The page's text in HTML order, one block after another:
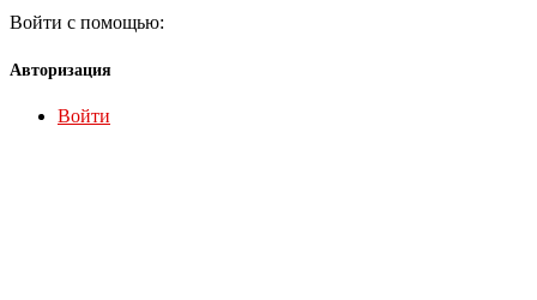
Войти с помощью:
Авторизация
Войти